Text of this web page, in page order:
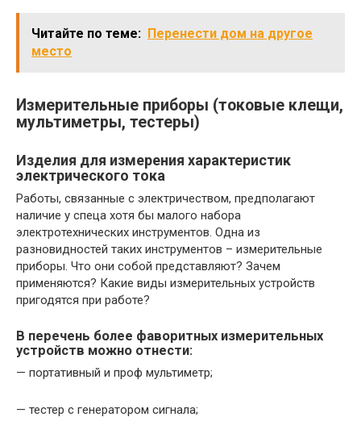
Читайте по теме: Перенести дом на другое
место
Измерительные приборы (токовые клещи,
мультиметры, тестеры)
Изделия для измерения характеристик
электрического тока
Работы, связанные с электричеством, предполагают
наличие у спеца хотя бы малого набора
электротехнических инструментов. Одна из
разновидностей таких инструментов – измерительные
приборы. Что они собой представляют? Зачем
применяются? Какие виды измерительных устройств
пригодятся при работе?
В перечень более фаворитных измерительных
устройств можно отнести:
— портативный и проф мультиметр;
— тестер с генератором сигнала;